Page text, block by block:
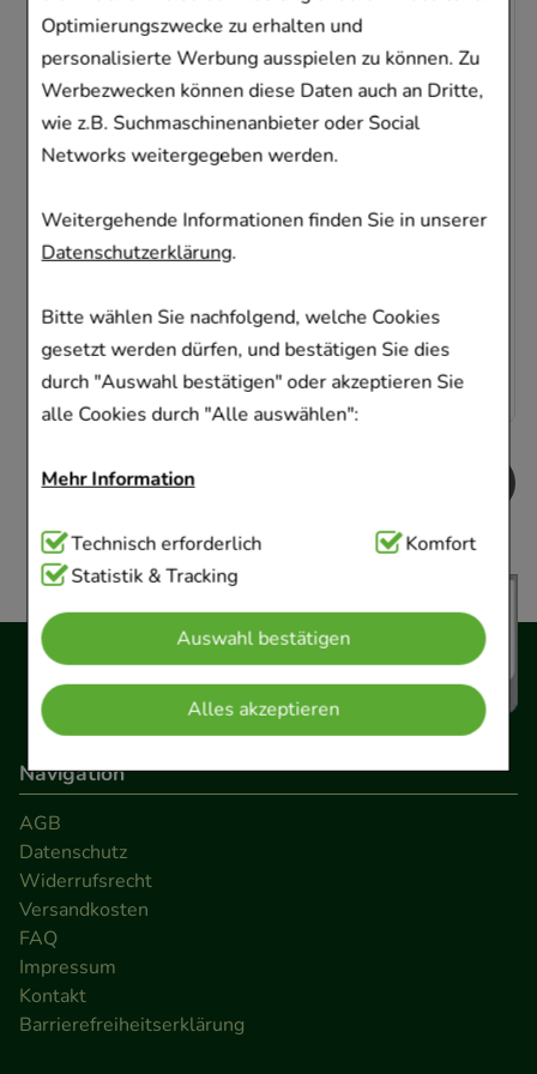
Optimierungszwecke zu erhalten und
personalisierte Werbung ausspielen zu können. Zu
Werbezwecken können diese Daten auch an Dritte,
wie z.B. Suchmaschinenanbieter oder Social
Networks weitergegeben werden.
Weitergehende Informationen finden Sie in unserer
Datenschutzerklärung.
Bitte wählen Sie nachfolgend, welche Cookies
gesetzt werden dürfen, und bestätigen Sie dies
durch "Auswahl bestätigen" oder akzeptieren Sie
alle Cookies durch "Alle auswählen":
Mehr Information
Technisch Notwendig:Hierbei handelt es sich um
Cookies, die für die Grundfunktionen unserer
Website notwendig sind (z.B. Navigation,
Warenkorb, Kundenkonto), weshalb auf diese nicht
verzichtet werden kann.
Komfort:Diese Cookies werden genutzt um das
Einkaufserlebnis noch ansprechender zu gestalten,
beispielsweise für die Wiedererkennung des
Besuchers oder unsere Seite an bevorzugte
Verhaltensweisen (z.B. Spracheinstellung)
anzupassen. Komfort-Cookies ermöglichen es uns
auch auf Ihre Bedürfnisse zugeschrittene Inhalte
anzuzeigen und unser Partnerprogramm zu
betreiben.
Technisch erforderlich
Komfort
Statistik & Tracking
Auswahl bestätigen
Alles akzeptieren
HEPARIN AL Gel 30.000
ALIUD Pharma GmbH
04668290
Sofort lieferbar
8,25 €¹
AVP :19,99 €²
82,50 €pro 1 kg
Navigation
AGB
Datenschutz
Widerrufsrecht
Versandkosten
FAQ
Impressum
Kontakt
Barrierefreiheitserklärung